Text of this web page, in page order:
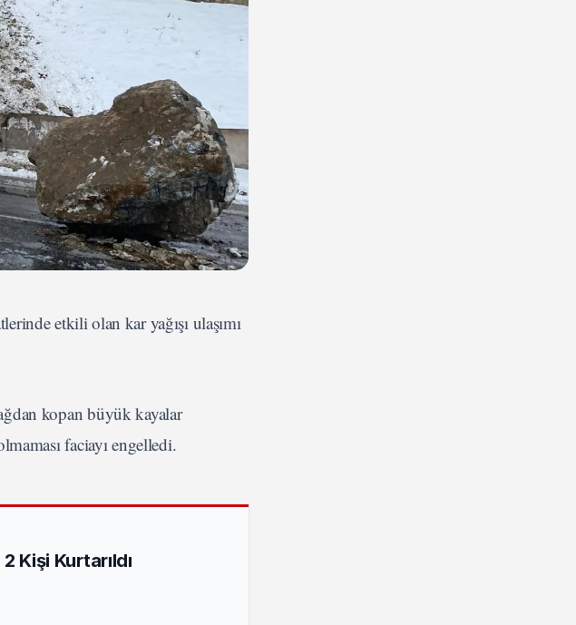
etkili olan kar yağışı ulaşımı
kopan büyük kayalar
faciayı engelledi.
Kişi Kurtarıldı